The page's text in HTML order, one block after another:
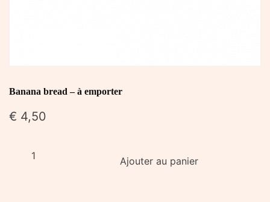
Banana bread – à emporter
€ 4,50
quantité
Ajouter au panier